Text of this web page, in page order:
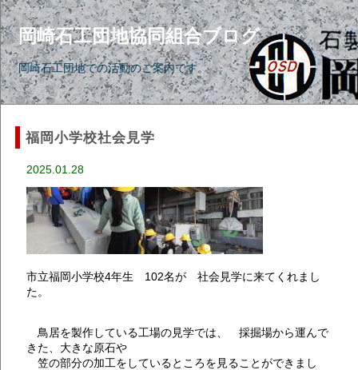
岡崎石工団地協同組合ブログ
岡崎石工団地での活動のご案内です。
福岡小学校社会見学
2025.01.28
市立福岡小学校4年生 102名が 社会見学に来てくれまし
た。
鳥居を製作している工場の見学では、 採掘場から運んで
きた、大きな原石や
笠の部分の加工をしているところを見ることができまし